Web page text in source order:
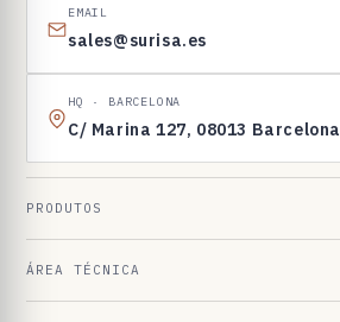
EMAIL
sales@surisa.es
HQ · BARCELONA
C/ Marina 127, 08013 Barcelona
PRODUTOS
ÁREA TÉCNICA